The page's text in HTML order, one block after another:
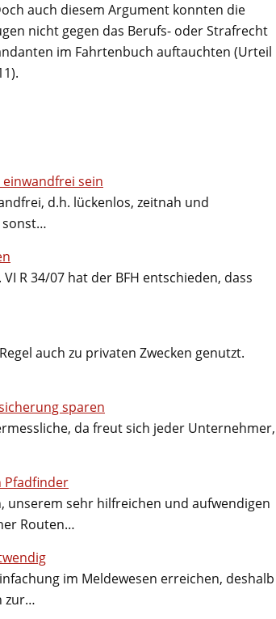
auch diesem Argument konnten die
nicht gegen das Berufs- oder Strafrecht
im Fahrtenbuch auftauchten (Urteil
sein
d.h. lückenlos, zeitnah und
sonst…
R 34/07 hat der BFH entschieden, dass
auch zu privaten Zwecken genutzt.
sparen
da freut sich jeder Unternehmer,
Pfadfinder
unserem sehr hilfreichen und aufwendigen
Routen…
im Meldewesen erreichen, deshalb
zur…